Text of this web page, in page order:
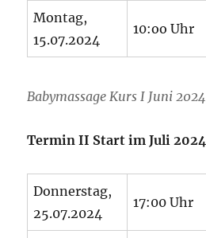
Montag,
15.07.2024
10:oo Uhr
Babymassage Kurs I Juni 2024
Termin II Start im Juli 2024
Donnerstag,
25.07.2024
17:00 Uhr